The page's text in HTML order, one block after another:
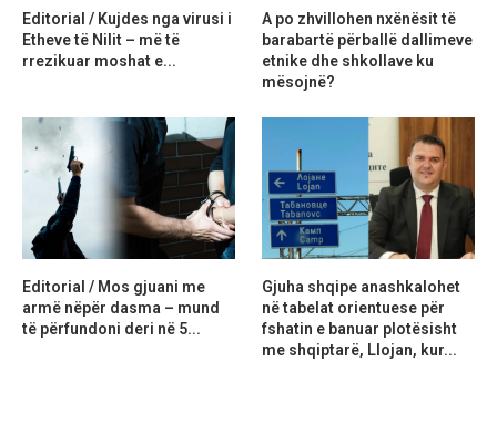
Editorial / Kujdes nga virusi i
Etheve të Nilit – më të
rrezikuar moshat e...
A po zhvillohen nxënësit të
barabartë përballë dallimeve
etnike dhe shkollave ku
mësojnë?
Editorial / Mos gjuani me
armë nëpër dasma – mund
të përfundoni deri në 5...
Gjuha shqipe anashkalohet
në tabelat orientuese për
fshatin e banuar plotësisht
me shqiptarë, Llojan, kur...